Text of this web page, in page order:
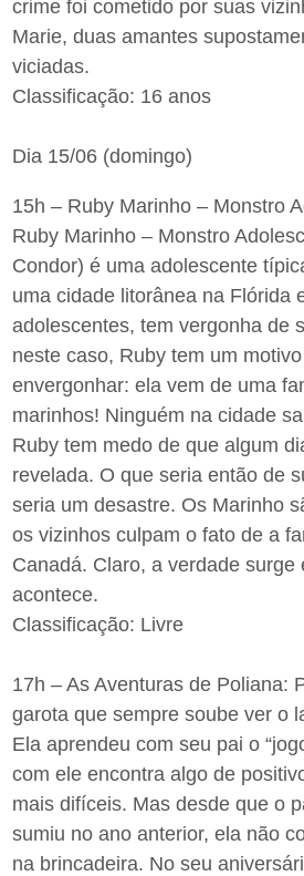
crime foi cometido por suas
Marie, duas amantes
viciadas.
Classificação: 16 anos
Dia 15/06 (domingo)
15h – Ruby Marinho – Monstro
Ruby Marinho – Monstro
Condor) é uma adolescente
uma cidade litorânea na Flórida
adolescentes, tem vergonha de
neste caso, Ruby tem um
envergonhar: ela vem de uma
marinhos! Ninguém na cidade
Ruby tem medo de que algum
revelada. O que seria então de
seria um desastre. Os Marinho
os vizinhos culpam o fato de a
Canadá. Claro, a verdade surge
acontece.
Classificação: Livre
17h – As Aventuras de Poliana:
garota que sempre soube ver o
Ela aprendeu com seu pai o
com ele encontra algo de
mais difíceis. Mas desde que o
sumiu no ano anterior, ela não
na brincadeira. No seu